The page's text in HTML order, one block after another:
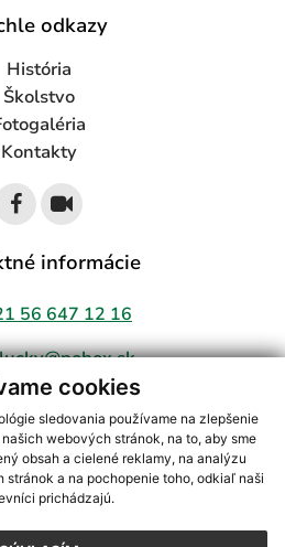
cookies
sledovania používame na zlepšenie
webových stránok, na to, aby sme
obsah a cielené reklamy, na analýzu
a na pochopenie toho, odkiaľ naši
prichádzajú.
odkazy
História
Školstvo
Kontakty
informácie
56 647 12 16
aktuálnych informácií s využitím RSS
ECHELON 2,Mapa stránok,web portál
s.r.o.,domény,registrácia domény